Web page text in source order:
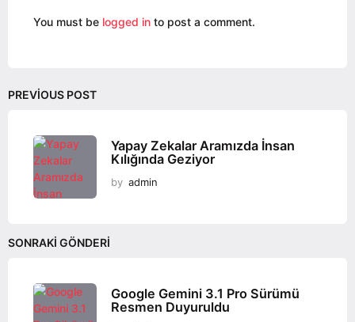
o
You must be logged in to post a comment.
PREVIOUS POST
Yapay Zekalar Aramızda İnsan
Kılığında Geziyor
by admin
SONRAKI GÖNDERI
Google Gemini 3.1 Pro Sürümü
Resmen Duyuruldu